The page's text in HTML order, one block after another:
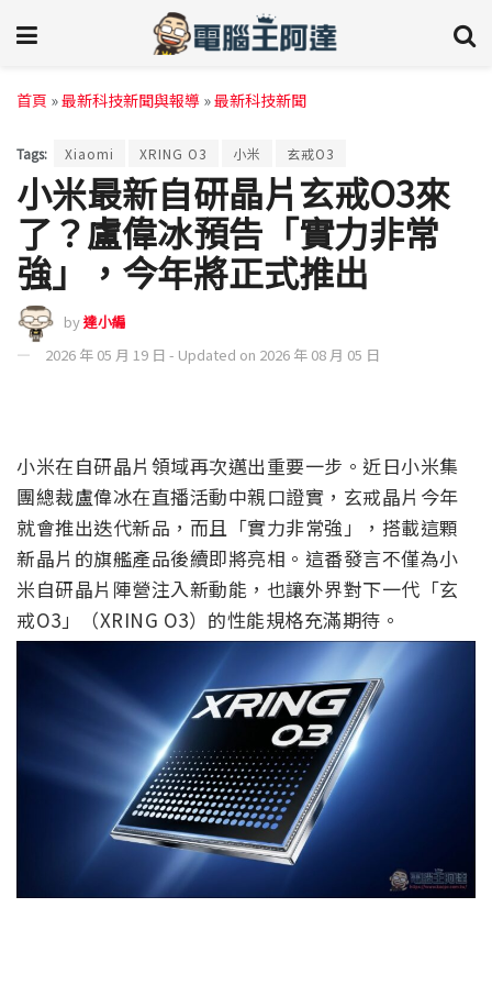
首頁 »最新科技新聞與報導 »最新科技新聞
Tags: Xiaomi XRING O3 小米 玄戒O3
小米最新自研晶片玄戒O3來
了？盧偉冰預告「實力非常
強」，今年將正式推出
by達小編
2026 年 05 月 19 日 - Updated on 2026 年 08 月 05 日
小米在自研晶片領域再次邁出重要一步。近日小米集
團總裁盧偉冰在直播活動中親口證實，玄戒晶片今年
就會推出迭代新品，而且「實力非常強」，搭載這顆
新晶片的旗艦產品後續即將亮相。這番發言不僅為小
米自研晶片陣營注入新動能，也讓外界對下一代「玄
戒O3」（XRING O3）的性能規格充滿期待。